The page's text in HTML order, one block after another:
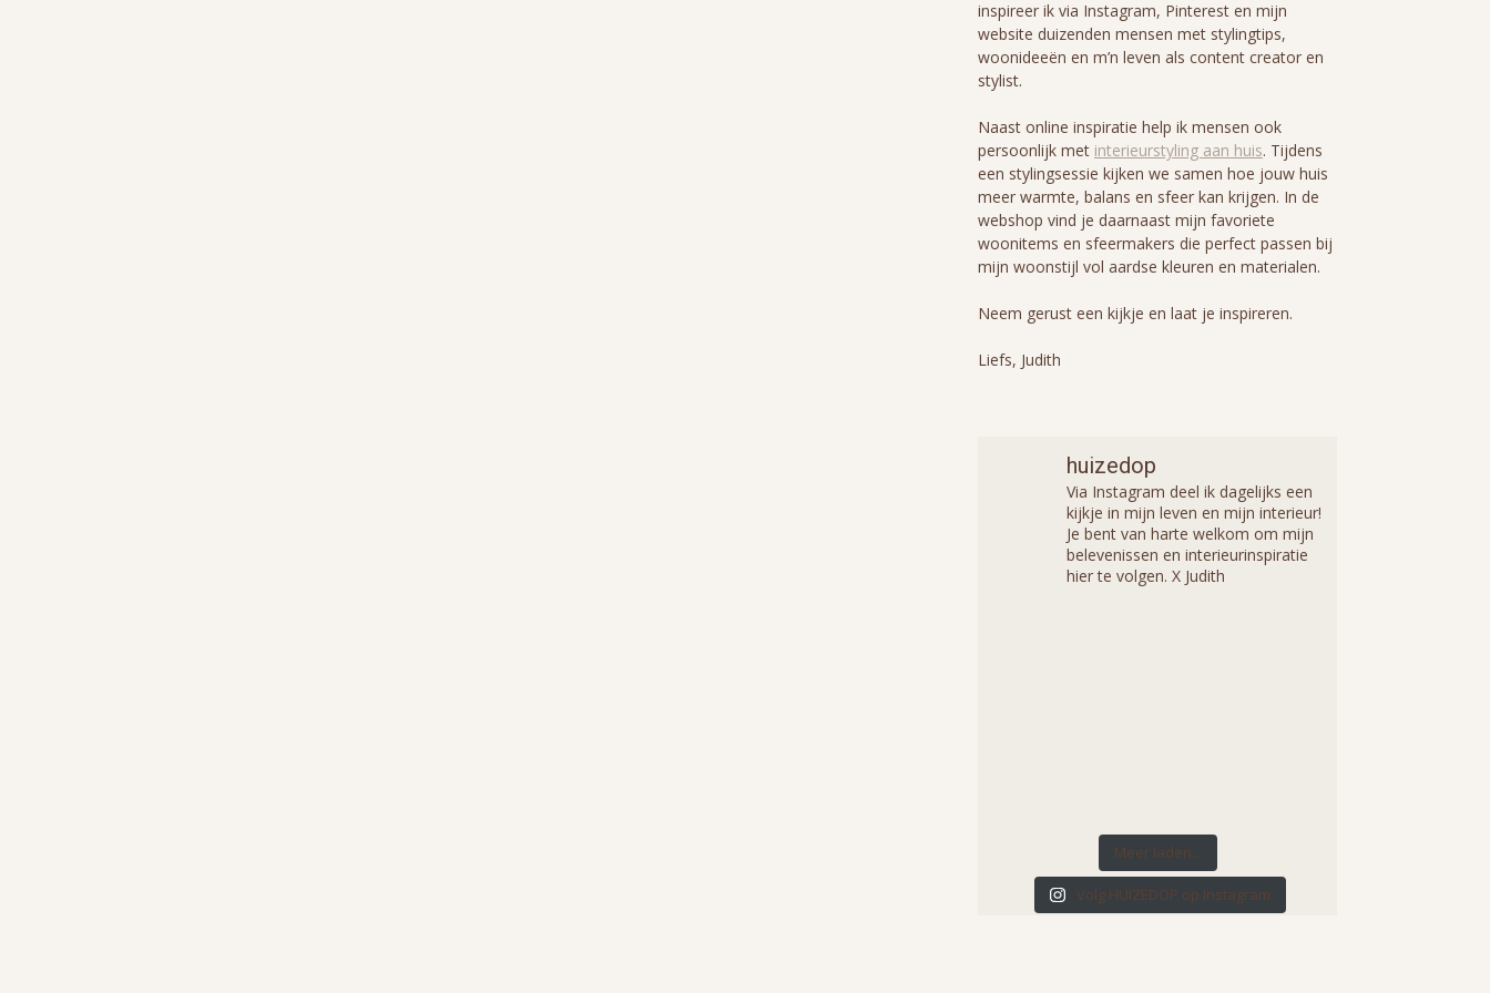
inspireer ik via Instagram, Pinterest en mijn
website duizenden mensen met stylingtips,
woonideeën en m’n leven als content creator en
stylist.
Naast online inspiratie help ik mensen ook
persoonlijk met interieurstyling aan huis. Tijdens
een stylingsessie kijken we samen hoe jouw huis
meer warmte, balans en sfeer kan krijgen. In de
webshop vind je daarnaast mijn favoriete
woonitems en sfeermakers die perfect passen bij
mijn woonstijl vol aardse kleuren en materialen.
Neem gerust een kijkje en laat je inspireren.
Liefs, Judith
huizedop
Via Instagram deel ik dagelijks een
kijkje in mijn leven en mijn interieur!
Je bent van harte welkom om mijn
belevenissen en interieurinspiratie
hier te volgen. X Judith
Meer laden...
Volg HUIZEDOP op Instagram